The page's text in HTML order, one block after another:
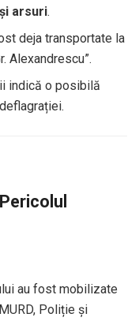
arsuri.
deja transportate la
Alexandrescu”.
indică o posibilă
au fost mobilizate
Poliție și